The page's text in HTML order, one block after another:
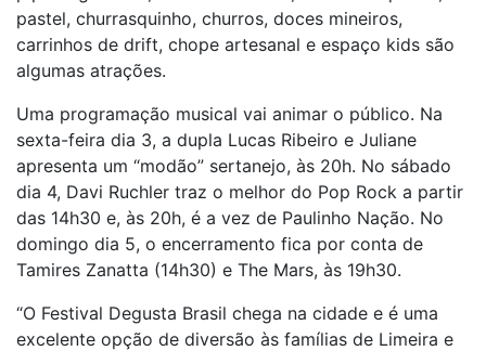
pastel, churrasquinho, churros, doces mineiros,
carrinhos de drift, chope artesanal e espaço kids são
algumas atrações.
Uma programação musical vai animar o público. Na
sexta-feira dia 3, a dupla Lucas Ribeiro e Juliane
apresenta um “modão” sertanejo, às 20h. No sábado
dia 4, Davi Ruchler traz o melhor do Pop Rock a partir
das 14h30 e, às 20h, é a vez de Paulinho Nação. No
domingo dia 5, o encerramento fica por conta de
Tamires Zanatta (14h30) e The Mars, às 19h30.
“O Festival Degusta Brasil chega na cidade e é uma
excelente opção de diversão às famílias de Limeira e